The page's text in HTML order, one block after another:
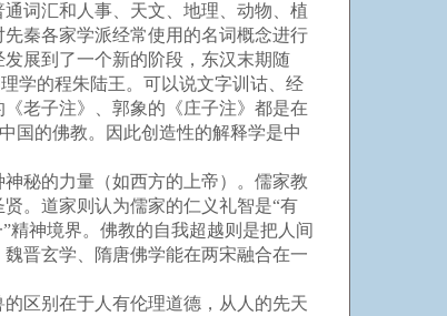
词汇和人事、天文、地理、动物、植
秦各家学派经常使用的名词概念进行
展到了一个新的阶段，东汉末期随
学的程朱陆王。可以说文字训诂、经
老子注》、郭象的《庄子注》都是在
国的佛教。因此创造性的解释学是中
秘的力量（如西方的上帝）。儒家教
。道家则认为儒家的仁义礼智是“有
精神境界。佛教的自我超越则是把人间
晋玄学、隋唐佛学能在两宋融合在一
区别在于人有伦理道德，从人的先天